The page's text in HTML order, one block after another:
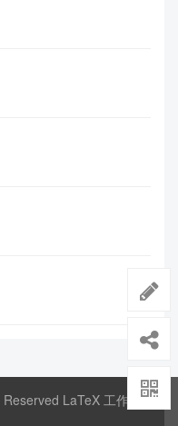
LaTeX 工作室